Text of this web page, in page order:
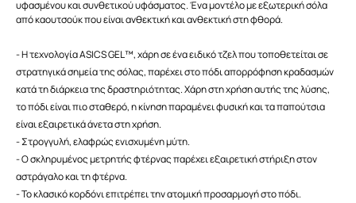
υφασμένου και συνθετικού υφάσματος. Ένα μοντέλο με εξωτερική σόλα
από καουτσούκ που είναι ανθεκτική και ανθεκτική στη φθορά.
- Η τεχνολογία ASICS GEL™, χάρη σε ένα ειδικό τζελ που τοποθετείται σε
στρατηγικά σημεία της σόλας, παρέχει στο πόδι απορρόφηση κραδασμών
κατά τη διάρκεια της δραστηριότητας. Χάρη στη χρήση αυτής της λύσης,
το πόδι είναι πιο σταθερό, η κίνηση παραμένει φυσική και τα παπούτσια
είναι εξαιρετικά άνετα στη χρήση.
- Στρογγυλή, ελαφρώς ενισχυμένη μύτη.
- Ο σκληρυμένος μετρητής φτέρνας παρέχει εξαιρετική στήριξη στον
αστράγαλο και τη φτέρνα.
- Το κλασικό κορδόνι επιτρέπει την ατομική προσαρμογή στο πόδι.